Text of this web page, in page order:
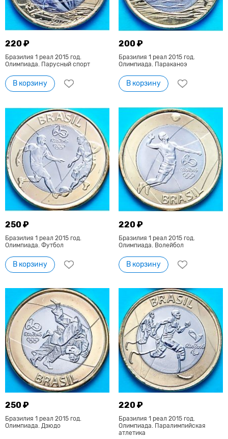
220 ₽
Бразилия 1 реал 2015 год.
Олимпиада. Парусный спорт
В корзину
200 ₽
Бразилия 1 реал 2015 год.
Олимпиада. Параканоэ
В корзину
250 ₽
Бразилия 1 реал 2015 год.
Олимпиада. Футбол
В корзину
220 ₽
Бразилия 1 реал 2015 год.
Олимпиада. Волейбол
В корзину
250 ₽
Бразилия 1 реал 2015 год.
Олимпиада. Дзюдо
220 ₽
Бразилия 1 реал 2015 год.
Олимпиада. Паралимпийская
атлетика